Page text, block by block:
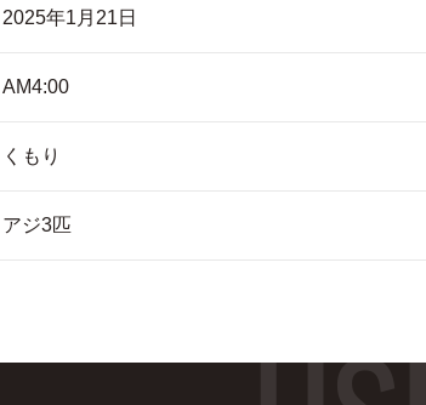
2025年1月21日
AM4:00
くもり
アジ3匹